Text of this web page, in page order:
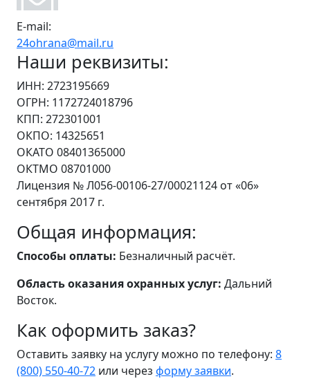
E-mail:
24ohrana@mail.ru
Наши реквизиты:
ИНН: 2723195669
ОГРН: 1172724018796
КПП: 272301001
ОКПО: 14325651
ОКАТО 08401365000
ОКТМО 08701000
Лицензия № Л056-00106-27/00021124 от «06»
сентября 2017 г.
Общая информация:
Способы оплаты: Безналичный расчёт.
Область оказания охранных услуг: Дальний
Восток.
Как оформить заказ?
Оставить заявку на услугу можно по телефону: 8
(800) 550-40-72 или через форму заявки.